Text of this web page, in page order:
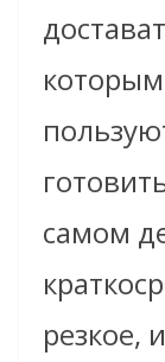
самом
резкое,